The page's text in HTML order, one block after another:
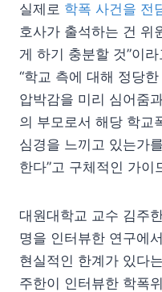
실제로 학폭 사건을 전
호사가 출석하는 건 위
게 하기 충분할 것”이
“학교 측에 대해 정당
압박감을 미리 심어줌
의 부모로서 해당 학교
심경을 느끼고 있는가
한다”고 구체적인 가
대원대학교 교수 김주
명을 인터뷰한 연구에
현실적인 한계가 있다
주한이 인터뷰한 학폭